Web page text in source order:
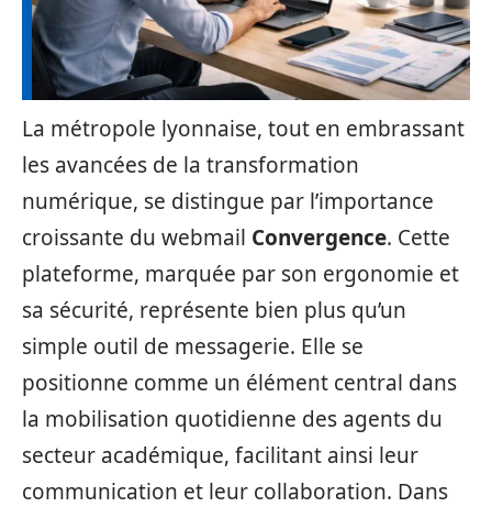
La métropole lyonnaise, tout en embrassant
les avancées de la transformation
numérique, se distingue par l’importance
croissante du webmail Convergence. Cette
plateforme, marquée par son ergonomie et
sa sécurité, représente bien plus qu’un
simple outil de messagerie. Elle se
positionne comme un élément central dans
la mobilisation quotidienne des agents du
secteur académique, facilitant ainsi leur
communication et leur collaboration. Dans